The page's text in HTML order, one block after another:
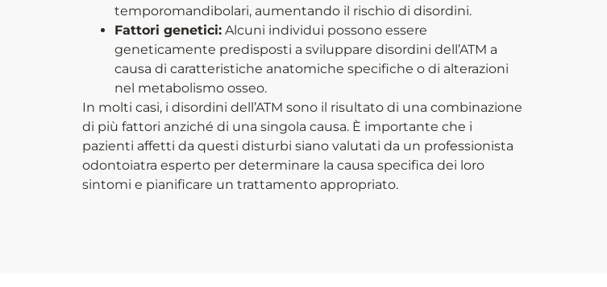
temporomandibolari, aumentando il rischio di disordini.
Fattori genetici: Alcuni individui possono essere
geneticamente predisposti a sviluppare disordini dell’ATM a
causa di caratteristiche anatomiche specifiche o di alterazioni
nel metabolismo osseo.
In molti casi, i disordini dell’ATM sono il risultato di una combinazione
di più fattori anziché di una singola causa. È importante che i
pazienti affetti da questi disturbi siano valutati da un professionista
odontoiatra esperto per determinare la causa specifica dei loro
sintomi e pianificare un trattamento appropriato.